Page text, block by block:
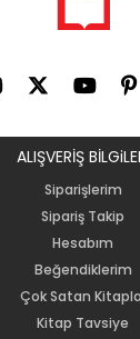
ALIŞVERİŞ
Siparişlerim
Sipariş Takip
Hesabım
Beğendiklerim
Çok Satan
Kitap Tavsiye